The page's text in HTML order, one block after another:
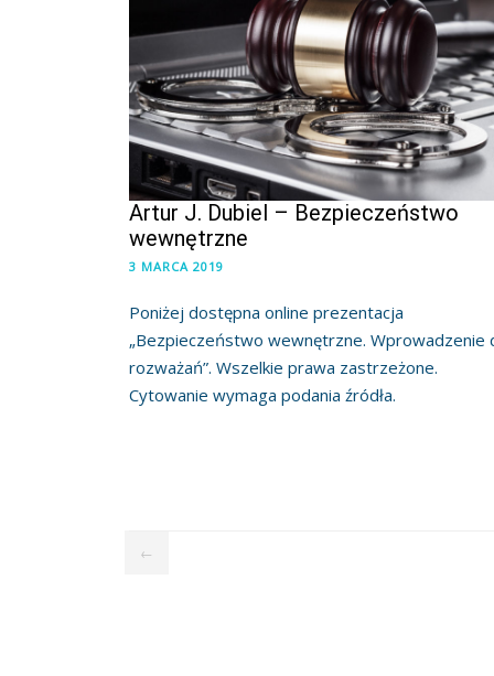
Artur J. Dubiel – Bezpieczeństwo
wewnętrzne
3 MARCA 2019
Poniżej dostępna online prezentacja
„Bezpieczeństwo wewnętrzne. Wprowadzenie
rozważań”. Wszelkie prawa zastrzeżone.
Cytowanie wymaga podania źródła.
←